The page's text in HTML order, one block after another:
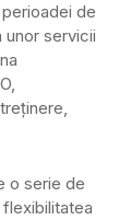
de
unor servicii
o serie de